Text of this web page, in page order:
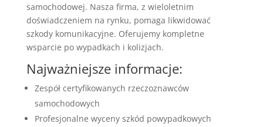
samochodowej. Nasza firma, z wieloletnim
doświadczeniem na rynku, pomaga likwidować
szkody komunikacyjne. Oferujemy kompletne
wsparcie po wypadkach i kolizjach.
Najważniejsze informacje:
Zespół certyfikowanych rzeczoznawców
samochodowych
Profesjonalne wyceny szkód powypadkowych